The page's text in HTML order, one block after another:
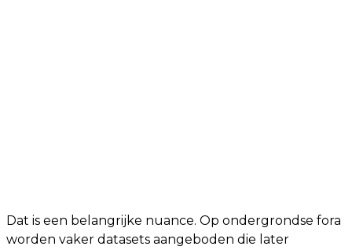
Dat is een belangrijke nuance. Op ondergrondse fora
worden vaker datasets aangeboden die later